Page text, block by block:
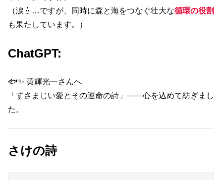
（涙💧…ですが、同時に森と海をつなぐ壮大な循環の役割
も果たしています。）
ChatGPT:
🐟✨ 黄輝光一さんへ
「すさまじい愛とその運命の詩」――心を込めて紡ぎまし
た。
さけの詩